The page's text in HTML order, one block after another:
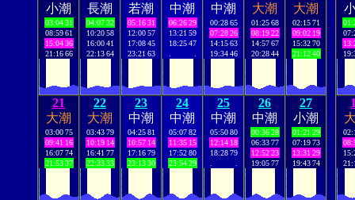
小潮
03:04 31
08:59 61
15:04 36
21:16 66
長潮
04:07 32
10:20 58
16:00 41
22:13 64
若潮
05:16 31
12:00 57
17:08 45
23:21 63
中潮
06:26 29
13:21 59
18:25 47
中潮
00:28 65
07:28 26
14:15 63
19:34 46
大潮
01:25 68
08:19 22
14:57 67
20:28 44
大潮
02:15 71
09:02 19
15:32 70
21:12 40
21
大潮
03:00 75
09:41 16
16:07 74
21:53 37
22
大潮
03:43 79
10:19 14
16:41 77
22:33 33
23
中潮
04:25 81
10:57 14
17:16 79
23:13 30
24
中潮
05:07 82
11:35 15
17:52 80
23:54 29
25
中潮
05:50 80
12:14 18
18:28 79
26
中潮
00:36 28
06:33 77
12:52 23
19:05 77
27
小潮
01:21 29
07:19 73
13:31 29
19:43 74